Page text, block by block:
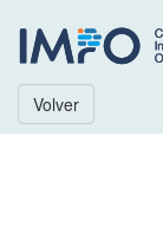
Volver